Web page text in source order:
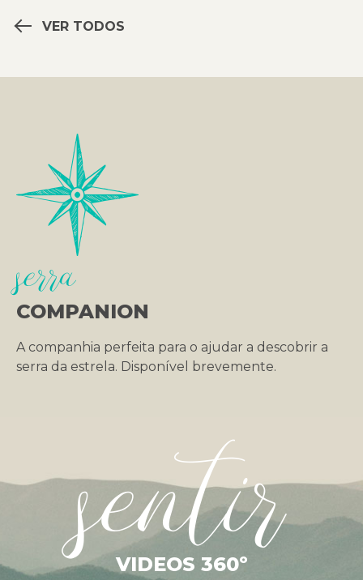
VER TODOS
serra
COMPANION
A companhia perfeita para o ajudar a descobrir a
serra da estrela. Disponível brevemente.
sentir
VIDEOS 360º